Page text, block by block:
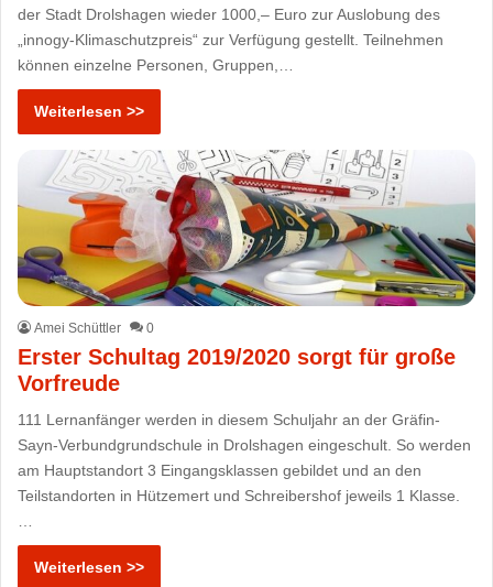
der Stadt Drolshagen wieder 1000,– Euro zur Auslobung des
„innogy-Klimaschutzpreis“ zur Verfügung gestellt. Teilnehmen
können einzelne Personen, Gruppen,…
Weiterlesen >>
Amei Schüttler 0
Erster Schultag 2019/2020 sorgt für große
Vorfreude
111 Lernanfänger werden in diesem Schuljahr an der Gräfin-
Sayn-Verbundgrundschule in Drolshagen eingeschult. So werden
am Hauptstandort 3 Eingangsklassen gebildet und an den
Teilstandorten in Hützemert und Schreibershof jeweils 1 Klasse.
Weiterlesen >>